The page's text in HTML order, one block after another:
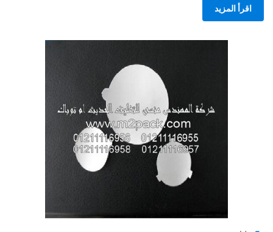
اقرأ المزيد